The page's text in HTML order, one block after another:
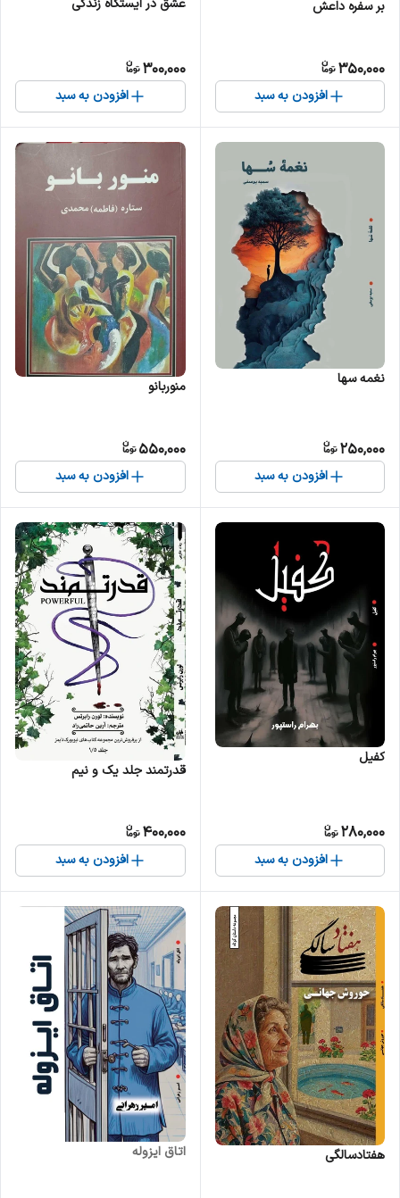
بر سفره داعش
350,000
افزودن به سبد
عشق در ایستگاه زندگی
300,000
افزودن به سبد
نغمه سها
250,000
افزودن به سبد
منوربانو
550,000
افزودن به سبد
کفیل
280,000
افزودن به سبد
قدرتمند جلد یک و نیم
400,000
افزودن به سبد
هفتادسالگی اتاق ایزوله